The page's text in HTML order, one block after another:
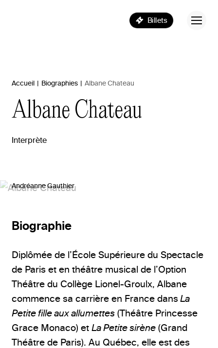
Billets
Accueil | Biographies | Albane Chateau
Albane Chateau
Interprète
Andréanne Gauthier
Biographie
Diplômée de l’École Supérieure du Spectacle
de Paris et en théâtre musical de l’Option
Théâtre du Collège Lionel-Groulx, Albane
commence sa carrière en France dansLa
Petite fille aux allumettes (Théâtre Princesse
Grace Monaco) et La Petite sirène (Grand
Théâtre de Paris). Au Québec, elle est des